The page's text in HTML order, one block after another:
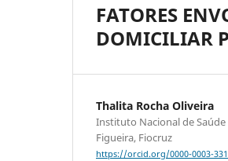
FATORES
DOMICILIAR
Thalita Rocha Oliveira
Instituto Nacional de
Figueira, Fiocruz
https://orcid.org/0000-0003-